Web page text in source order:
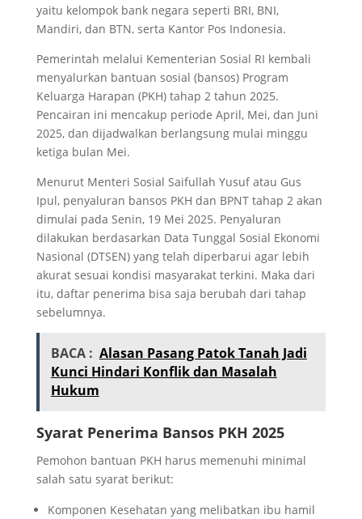
yaitu kelompok bank negara seperti BRI, BNI,
Mandiri, dan BTN, serta Kantor Pos Indonesia.
Pemerintah melalui Kementerian Sosial RI kembali
menyalurkan bantuan sosial (bansos) Program
Keluarga Harapan (PKH) tahap 2 tahun 2025.
Pencairan ini mencakup periode April, Mei, dan Juni
2025, dan dijadwalkan berlangsung mulai minggu
ketiga bulan Mei.
Menurut Menteri Sosial Saifullah Yusuf atau Gus
Ipul, penyaluran bansos PKH dan BPNT tahap 2 akan
dimulai pada Senin, 19 Mei 2025. Penyaluran
dilakukan berdasarkan Data Tunggal Sosial Ekonomi
Nasional (DTSEN) yang telah diperbarui agar lebih
akurat sesuai kondisi masyarakat terkini. Maka dari
itu, daftar penerima bisa saja berubah dari tahap
sebelumnya.
BACA : Alasan Pasang Patok Tanah Jadi
Kunci Hindari Konflik dan Masalah
Hukum
Syarat Penerima Bansos PKH 2025
Pemohon bantuan PKH harus memenuhi minimal
salah satu syarat berikut:
Komponen Kesehatan yang melibatkan ibu hamil